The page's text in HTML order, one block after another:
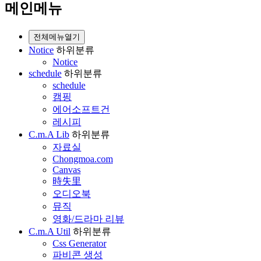
메인메뉴
전체메뉴열기
Notice 하위분류
Notice
schedule 하위분류
schedule
캠핑
에어소프트건
레시피
C.m.A Lib 하위분류
자료실
Chongmoa.com
Canvas
時失里
오디오북
뮤직
영화/드라마 리뷰
C.m.A Util 하위분류
Css Generator
파비콘 생성